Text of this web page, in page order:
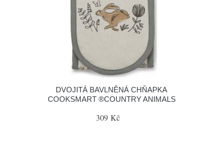
DVOJITÁ BAVLNĚNÁ CHŇAPKA
COOKSMART ®COUNTRY ANIMALS
309 Kč